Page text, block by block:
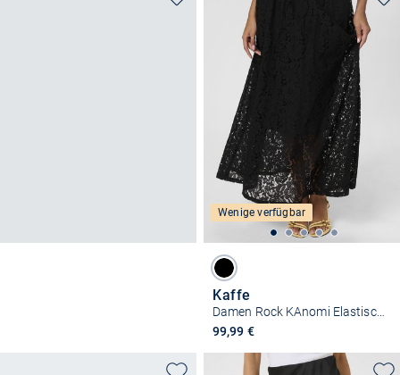
Wenige verfügbar
Kaffe
Damen Rock KAnomi Elastische Taille
99,99 €